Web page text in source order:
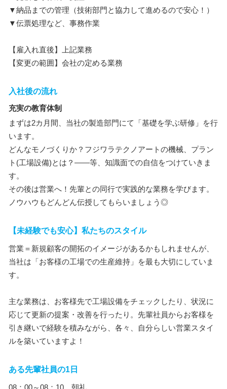
▼納品までの管理（技術部門と協力して進めるので安心！）
▼伝票処理など、事務作業
【雇入れ直後】上記業務
【変更の範囲】会社の定める業務
入社後の流れ
充実の教育体制
まずは2カ月間、当社の製造部門にて「基礎を学ぶ研修」を行
います。
どんなモノづくりか？フジワラテクノアートの機械、プラン
ト(工場設備)とは？――等、知識面での自信をつけていきま
す。
その後は営業へ！先輩との同行で実践的な業務を学びます。
ノウハウもどんどん伝授してもらいましょう◎
【未経験でも安心】私たちのスタイル
営業＝新規顧客の開拓のイメージがあるかもしれませんが、
当社は「お客様の工場での生産維持」を最も大切にしていま
す。
主な業務は、お客様先で工場設備をチェックしたり、状況に
応じて更新の提案・改善を行ったり。先輩社員からお客様を
引き継いで経験を積みながら、各々、自分らしい営業スタイ
ルを築いていますよ！
ある先輩社員の1日
08：00～08：10 朝礼